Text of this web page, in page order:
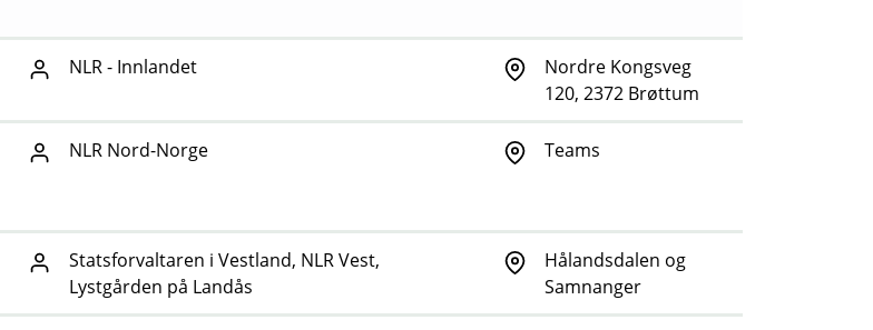
NLR - Innlandet
Nordre Kongsveg
120, 2372 Brøttum
NLR Nord-Norge Teams
Statsforvaltaren i Vestland, NLR Vest,
Lystgården på Landås
Hålandsdalen og
Samnanger